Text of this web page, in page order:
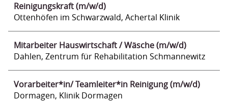
Reinigungskraft (m/w/d)
Ottenhöfen im Schwarzwald, Achertal Klinik
Mitarbeiter Hauswirtschaft / Wäsche (m/w/d)
Dahlen, Zentrum für Rehabilitation Schmannewitz
Vorarbeiter*in/ Teamleiter*in Reinigung (m/w/d)
Dormagen, Klinik Dormagen